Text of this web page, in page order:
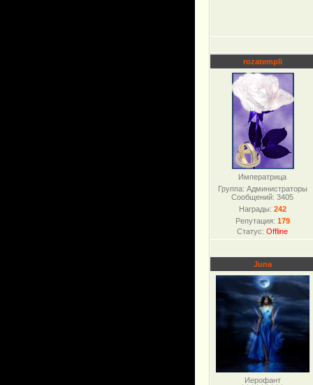
rozatempli
Императрица
Группа: Администраторы
Сообщений:3405
Награды: 242
Репутация: 179
Статус:Offline
Juna
Иерофант